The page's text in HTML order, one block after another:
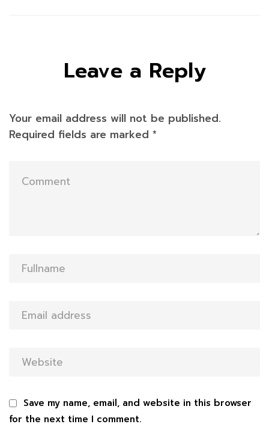
Leave a Reply
Your email address will not be published.
Required fields are marked *
Save my name, email, and website in this browser
for the next time I comment.